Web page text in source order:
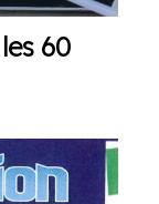
60